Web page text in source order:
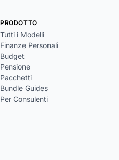
PRODOTTO
Tutti i Modelli
Finanze Personali
Budget
Pensione
Pacchetti
Bundle Guides
Per Consulenti